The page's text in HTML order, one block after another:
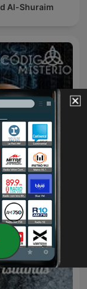
Al-Shuraim
Misterio